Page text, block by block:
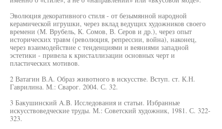
Эволюция декоративного стиля - от безымянной народной
керамической игрушки, через вклад ведущих художников своего
времени (М. Врубель, К. Сомов, В. Серов и др.), через опыт
исторических травм (революция, репрессии, война), наконец,
через взаимодействие с тенденциями и веяниями западной
эстетики - привела к кристаллизации основных черт и
пластических мотивов.
2 Ватагин В.А. Образ животного в искусстве. Вступ. ст. К.Н.
Гаврилина. M.: Сварог. 2004. С. 32.
3 Бакушинский A.B. Исследования и статьи. Избранные
искусствоведческие труды. М.: Советский художник, 1981. С. 322-
323.